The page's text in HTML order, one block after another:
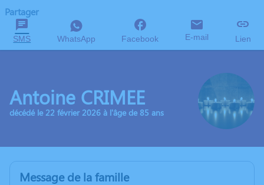
Partager
SMS WhatsApp Facebook E-mail Lien
Antoine CRIMEE
décédé le 22 février 2026 à l'âge de 85 ans
Message de la famille